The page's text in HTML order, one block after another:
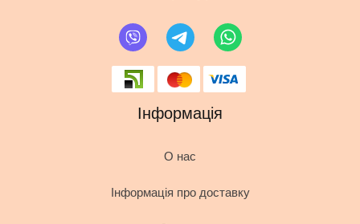
Інформація
О нас
Інформація про доставку